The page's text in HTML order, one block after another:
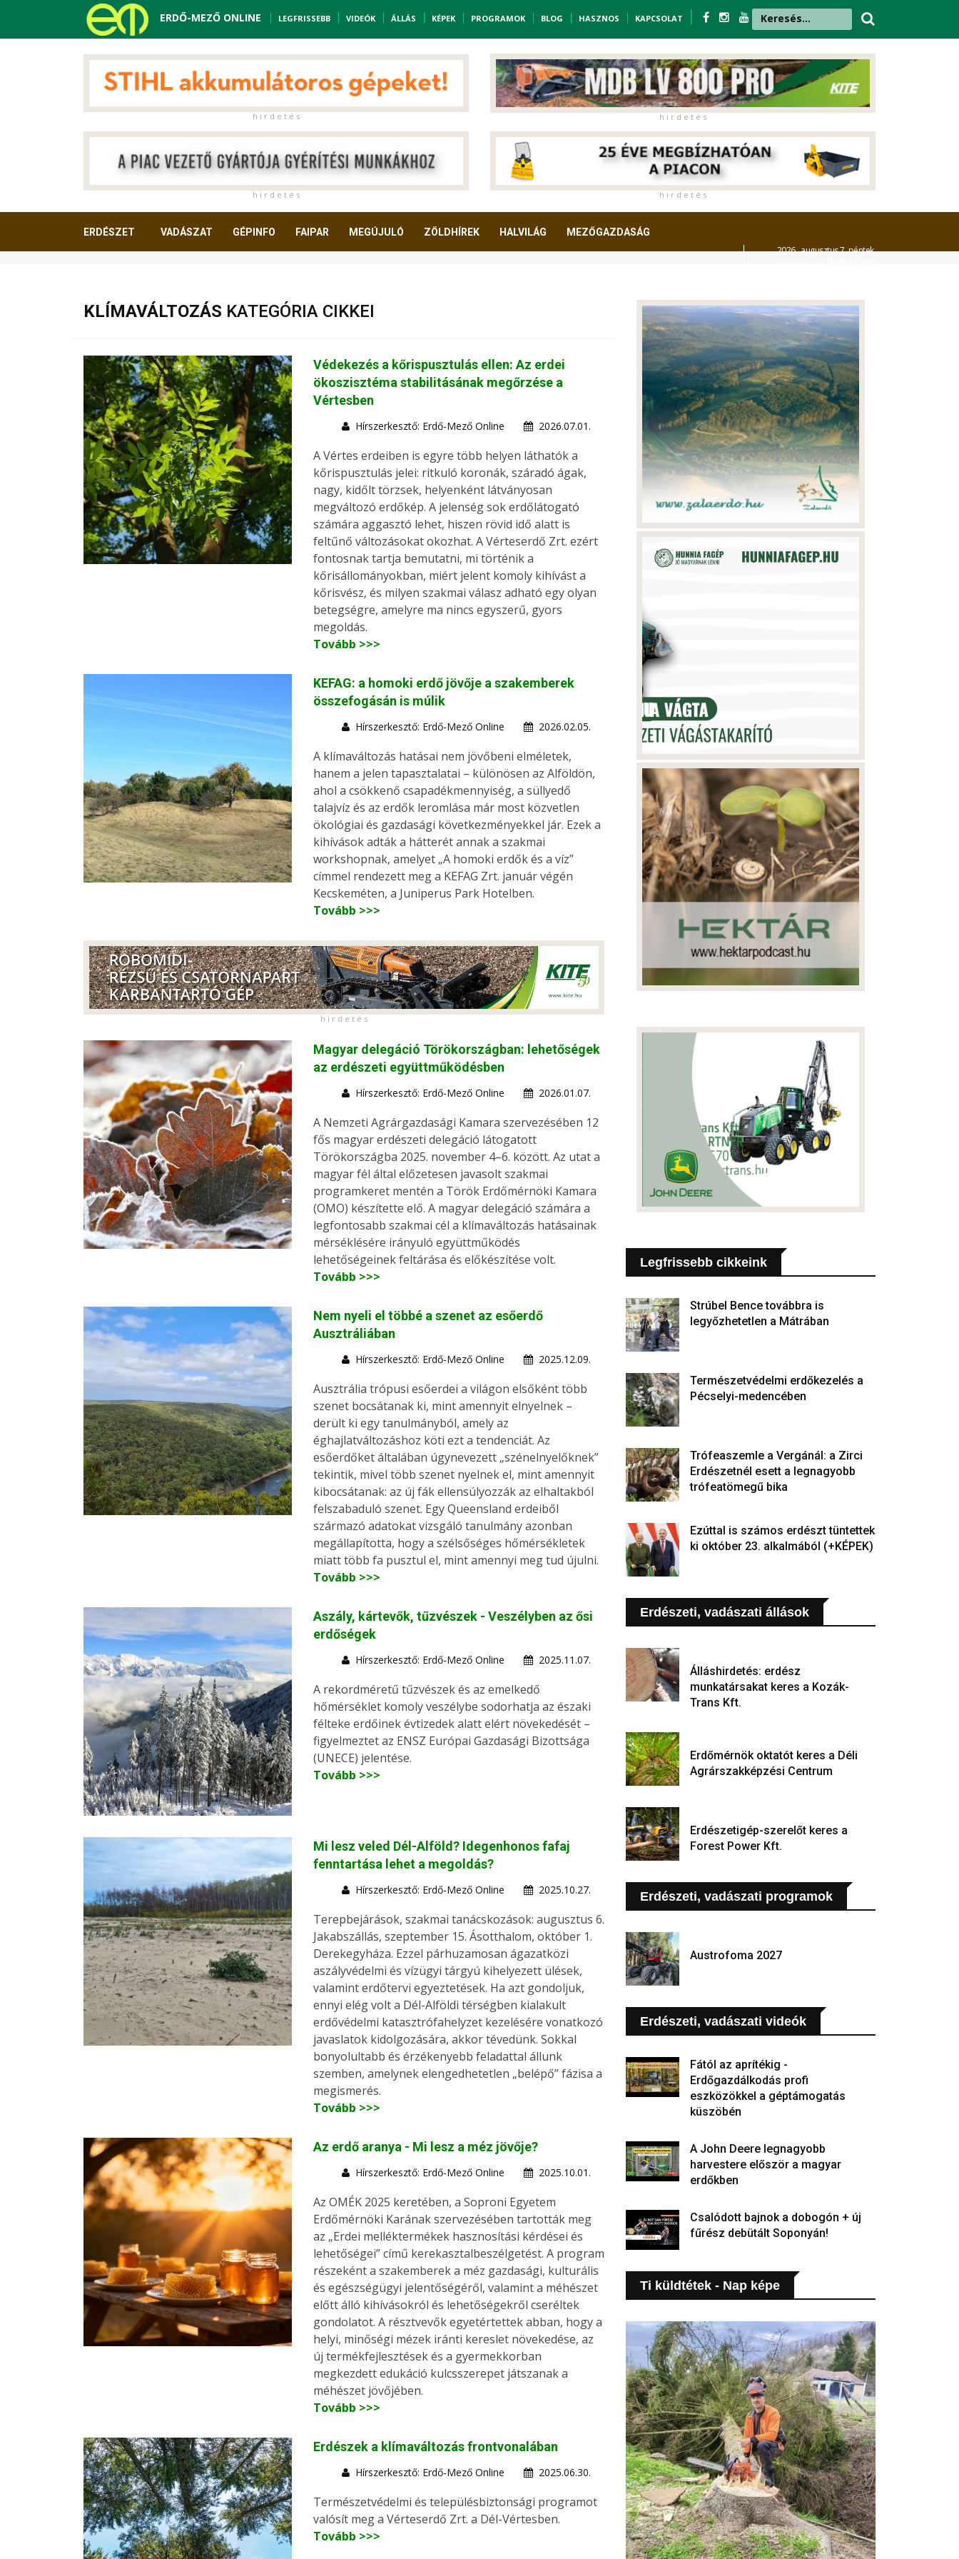
ERDŐ-MEZŐ ONLINE LEGFRISSEBB VIDEÓK ÁLLÁS KÉPEK PROGRAMOK BLOG HASZNOS KAPCSOLAT
h i r d e t é s h i r d e t é s
h i r d e t é s h i r d e t é s
ERDÉSZET VADÁSZAT GÉPINFO FAIPAR MEGÚJULÓ ZÖLDHÍREK HALVILÁG MEZŐGAZDASÁG
2026. augusztus 7. péntek,
KLÍMAVÁLTOZÁS KATEGÓRIA CIKKEI
Védekezés a kőrispusztulás ellen: Az erdei
ökoszisztéma stabilitásának megőrzése a
Vértesben
Hírszerkesztő: Erdő-Mező Online 2026.07.01.
A Vértes erdeiben is egyre több helyen láthatók a
kőrispusztulás jelei: ritkuló koronák, száradó ágak,
nagy, kidőlt törzsek, helyenként látványosan
megváltozó erdőkép. A jelenség sok erdőlátogató
számára aggasztó lehet, hiszen rövid idő alatt is
feltűnő változásokat okozhat. A Vérteserdő Zrt. ezért
fontosnak tartja bemutatni, mi történik a
kőrisállományokban, miért jelent komoly kihívást a
kőrisvész, és milyen szakmai válasz adható egy olyan
betegségre, amelyre ma nincs egyszerű, gyors
megoldás.
Tovább >>>
KEFAG: a homoki erdő jövője a szakemberek
összefogásán is múlik
Hírszerkesztő: Erdő-Mező Online 2026.02.05.
A klímaváltozás hatásai nem jövőbeni elméletek,
hanem a jelen tapasztalatai – különösen az Alföldön,
ahol a csökkenő csapadékmennyiség, a süllyedő
talajvíz és az erdők leromlása már most közvetlen
ökológiai és gazdasági következményekkel jár. Ezek a
kihívások adták a hátterét annak a szakmai
workshopnak, amelyet „A homoki erdők és a víz”
címmel rendezett meg a KEFAG Zrt. január végén
Kecskeméten, a Juniperus Park Hotelben.
Tovább >>>
h i r d e t é s
Magyar delegáció Törökországban: lehetőségek
az erdészeti együttműködésben
Hírszerkesztő: Erdő-Mező Online 2026.01.07.
A Nemzeti Agrárgazdasági Kamara szervezésében 12
fős magyar erdészeti delegáció látogatott
Törökországba 2025. november 4–6. között. Az utat a
magyar fél által előzetesen javasolt szakmai
programkeret mentén a Török Erdőmérnöki Kamara
(OMO) készítette elő. A magyar delegáció számára a
legfontosabb szakmai cél a klímaváltozás hatásainak
mérséklésére irányuló együttműködés
lehetőségeinek feltárása és előkészítése volt.
Tovább >>>
Nem nyeli el többé a szenet az esőerdő
Ausztráliában
Hírszerkesztő: Erdő-Mező Online 2025.12.09.
Ausztrália trópusi esőerdei a világon elsőként több
szenet bocsátanak ki, mint amennyit elnyelnek –
derült ki egy tanulmányból, amely az
éghajlatváltozáshoz köti ezt a tendenciát. Az
esőerdőket általában úgynevezett „szénelnyelőknek”
tekintik, mivel több szenet nyelnek el, mint amennyit
kibocsátanak: az új fák ellensúlyozzák az elhaltakból
felszabaduló szenet. Egy Queensland erdeiből
származó adatokat vizsgáló tanulmány azonban
megállapította, hogy a szélsőséges hőmérsékletek
miatt több fa pusztul el, mint amennyi meg tud újulni.
Tovább >>>
Aszály, kártevők, tűzvészek - Veszélyben az ősi
erdőségek
Hírszerkesztő: Erdő-Mező Online 2025.11.07.
A rekordméretű tűzvészek és az emelkedő
hőmérséklet komoly veszélybe sodorhatja az északi
félteke erdőinek évtizedek alatt elért növekedését –
figyelmeztet az ENSZ Európai Gazdasági Bizottsága
(UNECE) jelentése.
Tovább >>>
Mi lesz veled Dél-Alföld? Idegenhonos fafaj
fenntartása lehet a megoldás?
Hírszerkesztő: Erdő-Mező Online 2025.10.27.
Terepbejárások, szakmai tanácskozások: augusztus 6.
Jakabszállás, szeptember 15. Ásotthalom, október 1.
Derekegyháza. Ezzel párhuzamosan ágazatközi
aszályvédelmi és vízügyi tárgyú kihelyezett ülések,
valamint erdőtervi egyeztetések. Ha azt gondoljuk,
ennyi elég volt a Dél-Alföldi térségben kialakult
erdővédelmi katasztrófahelyzet kezelésére vonatkozó
javaslatok kidolgozására, akkor tévedünk. Sokkal
bonyolultabb és érzékenyebb feladattal állunk
szemben, amelynek elengedhetetlen „belépő” fázisa a
megismerés.
Tovább >>>
Az erdő aranya - Mi lesz a méz jövője?
Hírszerkesztő: Erdő-Mező Online 2025.10.01.
Az OMÉK 2025 keretében, a Soproni Egyetem
Erdőmérnöki Karának szervezésében tartották meg
az „Erdei melléktermékek hasznosítási kérdései és
lehetőségei” című kerekasztalbeszélgetést. A program
részeként a szakemberek a méz gazdasági, kulturális
és egészségügyi jelentőségéről, valamint a méhészet
előtt álló kihívásokról és lehetőségekről cseréltek
gondolatot. A résztvevők egyetértettek abban, hogy a
helyi, minőségi mézek iránti kereslet növekedése, az
új termékfejlesztések és a gyermekkorban
megkezdett edukáció kulcsszerepet játszanak a
méhészet jövőjében.
Tovább >>>
Erdészek a klímaváltozás frontvonalában
Hírszerkesztő: Erdő-Mező Online 2025.06.30.
Természetvédelmi és településbiztonsági programot
valósít meg a Vérteserdő Zrt. a Dél-Vértesben.
Tovább >>>
Legfrissebb cikkeink
Strúbel Bence továbbra is
legyőzhetetlen a Mátrában
Természetvédelmi erdőkezelés a
Pécselyi-medencében
Trófeaszemle a Vergánál: a Zirci
Erdészetnél esett a legnagyobb
trófeatömegű bika
Ezúttal is számos erdészt tüntettek
ki október 23. alkalmából (+KÉPEK)
Erdészeti, vadászati állások
Álláshirdetés: erdész
munkatársakat keres a Kozák-
Trans Kft.
Erdőmérnök oktatót keres a Déli
Agrárszakképzési Centrum
Erdészetigép-szerelőt keres a
Forest Power Kft.
Erdészeti, vadászati programok
Austrofoma 2027
Erdészeti, vadászati videók
Fától az aprítékig -
Erdőgazdálkodás profi
eszközökkel a géptámogatás
küszöbén
A John Deere legnagyobb
harvestere először a magyar
erdőkben
Csalódott bajnok a dobogón + új
fűrész debütált Soponyán!
Ti küldtétek - Nap képe